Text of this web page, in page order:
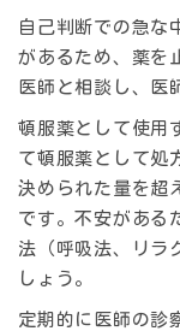
自己判断での急な
があるため、薬を
医師と相談し、医
頓服薬として使用
て頓服薬として処
決められた量を超
です。不安がある
法（呼吸法、リラ
しょう。
定期的に医師の診